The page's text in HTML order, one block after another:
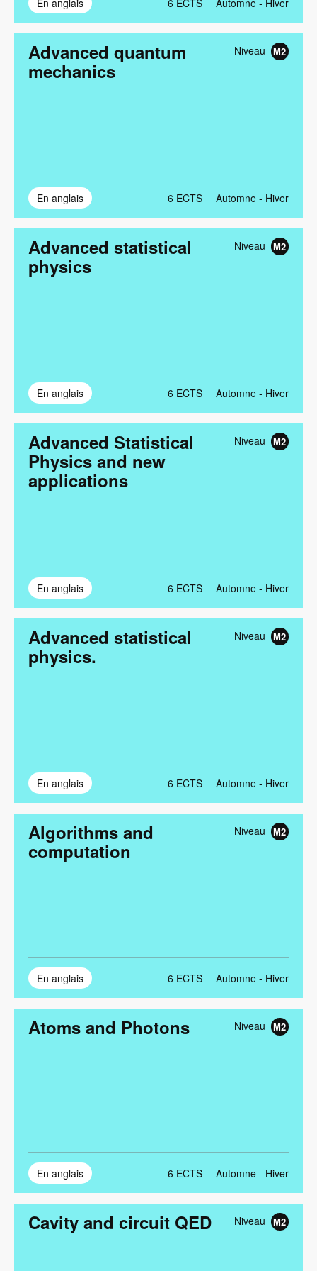
En anglais 6 ECTS Automne - Hiver
Advanced quantum
mechanics
Niveau M2
En anglais 6 ECTS Automne - Hiver
Advanced statistical
physics
Niveau M2
En anglais 6 ECTS Automne - Hiver
Advanced Statistical
Physics and new
applications
Niveau M2
En anglais 6 ECTS Automne - Hiver
Advanced statistical
physics.
Niveau M2
En anglais 6 ECTS Automne - Hiver
Algorithms and
computation
Niveau M2
En anglais 6 ECTS Automne - Hiver
Atoms and Photons Niveau M2
En anglais 6 ECTS Automne - Hiver
Cavity and circuit QED Niveau M2